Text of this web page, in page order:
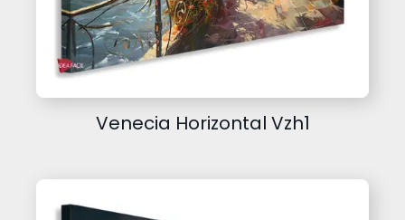
Venecia Horizontal Vzh1